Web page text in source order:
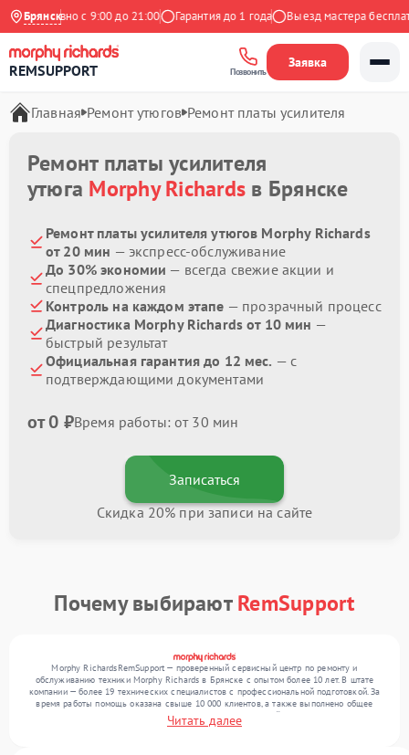
Брянск
Ежедневно с 9:00 до 21:00 Гарантия до 1 года Выезд мастера бесплатно
REMSUPPORT Позвонить
Заявка
Главная Ремонт утюгов Ремонт платы усилителя
Ремонт платы усилителя
утюга Morphy Richards в Брянске
Ремонт платы усилителя утюгов Morphy Richards
от 20 мин — экспресс-обслуживание
До 30% экономии — всегда свежие акции и
спецпредложения
Контроль на каждом этапе — прозрачный процесс
Диагностика Morphy Richards от 10 мин —
быстрый результат
Официальная гарантия до 12 мес. — с
подтверждающими документами
от 0 ₽Время работы: от 30 мин
Записаться
Скидка 20% при записи на сайте
Почему выбираютRemSupport
Morphy RichardsRemSupport — проверенный сервисный центр по ремонту и
обслуживанию техники Morphy Richards в Брянске с опытом более 10 лет. В штате
компании — более 19 технических специалистов с профессиональной подготовкой. За
время работы помощь оказана свыше 10 000 клиентов, а также выполнено общее
число ремонтов превысило 12 000. Ежемесячно в сервисный центр поступает от 300
устройств, включая , , . Мы работаем с широким спектром неисправностей и
Читать далее